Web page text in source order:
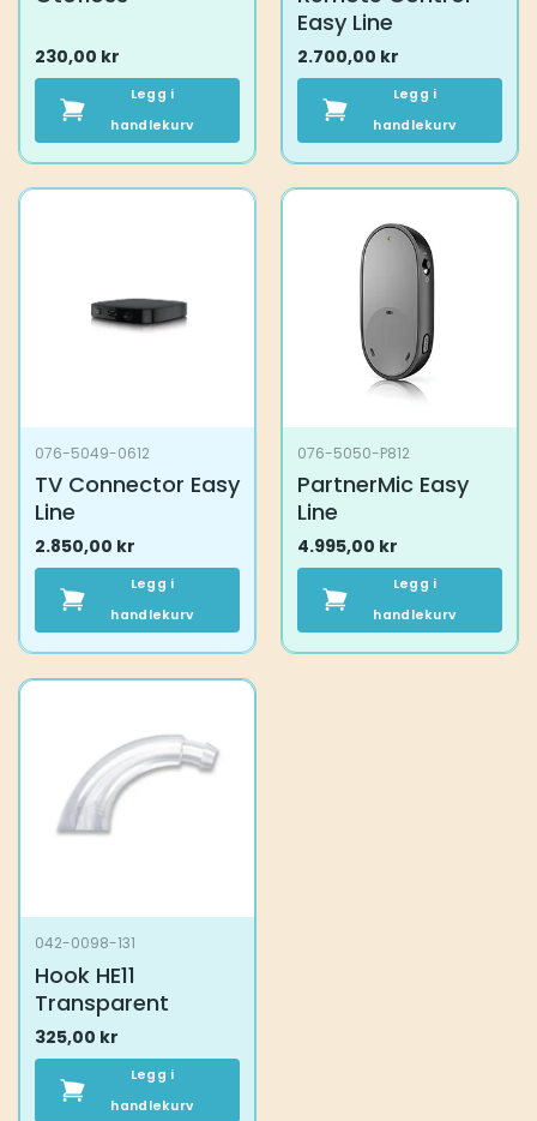
230,00 kr
Legg i
handlekurv
Easy Line
2.700,00 kr
Legg i
handlekurv
076-5049-0612
TV Connector Easy
Line
2.850,00 kr
Legg i
handlekurv
076-5050-P812
PartnerMic Easy
Line
4.995,00 kr
Legg i
handlekurv
042-0098-131
Hook HE11
Transparent
325,00 kr
Legg i
handlekurv